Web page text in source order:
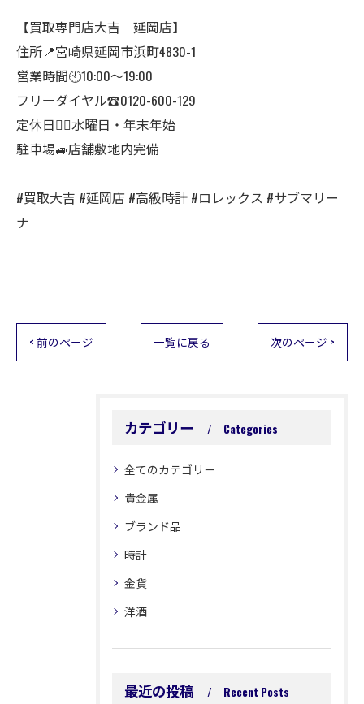
【買取専門店大吉 延岡店】
住所📍宮崎県延岡市浜町4830-1
営業時間🕙10:00～19:00
フリーダイヤル☎️0120-600-129
定休日🙇‍♂️水曜日・年末年始
駐車場🚙店舗敷地内完備
#買取大吉 #延岡店 #高級時計 #ロレックス #サブマリー
ナ
< 前のページ 一覧に戻る 次のページ >
カテゴリー Categories
全てのカテゴリー
貴金属
ブランド品
時計
金貨
洋酒
最近の投稿 Recent Posts